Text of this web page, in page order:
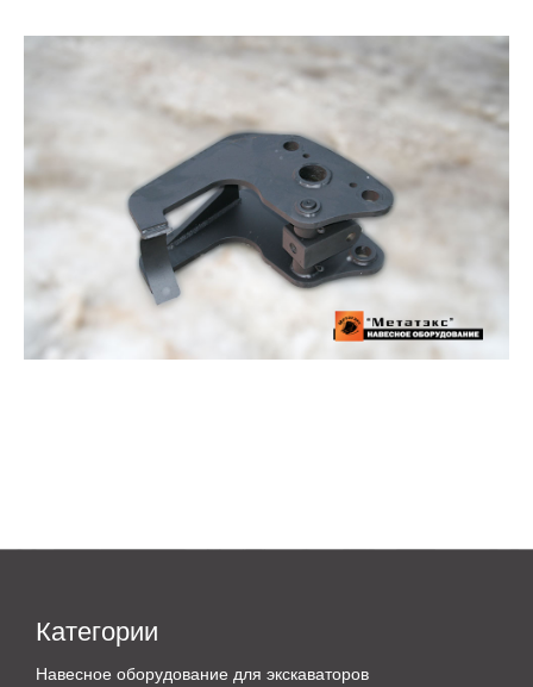
Категории
Навесное оборудование для экскаваторов